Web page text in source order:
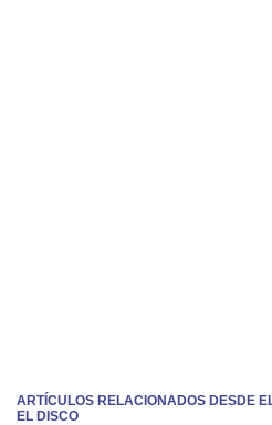
ARTÍCULOS RELACIONADOS DESDE
EL DISCO